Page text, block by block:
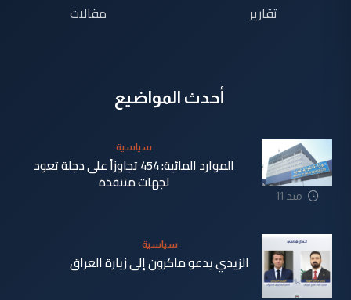
تقارير
مقالات
أحدث المواضيع
منذ 11
سياسية
الموارد المائية: 454 تجاوزاً على دجلة تعود
لجهات متنفذة
سياسية
الزيدي يدعو ماكرون إلى زيارة العراق